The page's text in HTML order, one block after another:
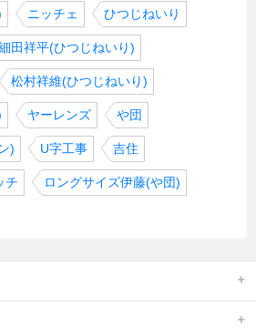
ニッチェ ひつじねいり
田祥平(ひつじねいり)
松村祥維(ひつじねいり)
ヤーレンズ や団
) U字工事 吉住
チ ロングサイズ伊藤(や団)